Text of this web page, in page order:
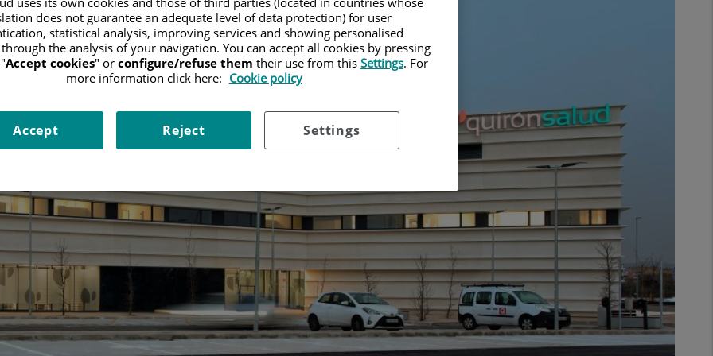
does not guarantee an adequate level of data protection) for user
statistical analysis, improving services and showing personalised
the analysis of your navigation. You can accept all cookies by pressing
Accept cookies" or configure/refuse them their use from this Settings. For
more information click here: Cookie policy
Settings
Reject
Accept